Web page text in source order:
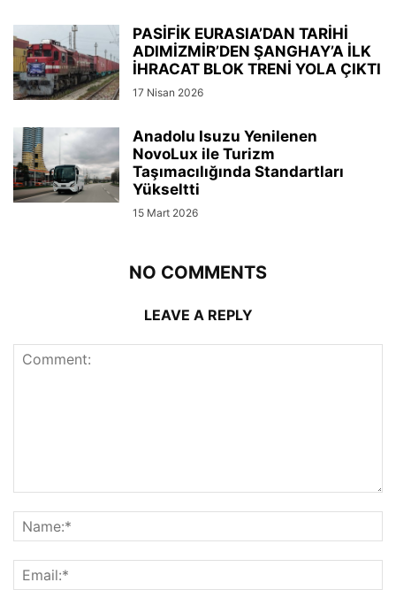
PASİFİK EURASIA’DAN TARİHİ
ADIMİZMİR’DEN ŞANGHAY’A İLK
İHRACAT BLOK TRENİ YOLA ÇIKTI
17 Nisan 2026
Anadolu Isuzu Yenilenen
NovoLux ile Turizm
Taşımacılığında Standartları
Yükseltti
15 Mart 2026
NO COMMENTS
LEAVE A REPLY